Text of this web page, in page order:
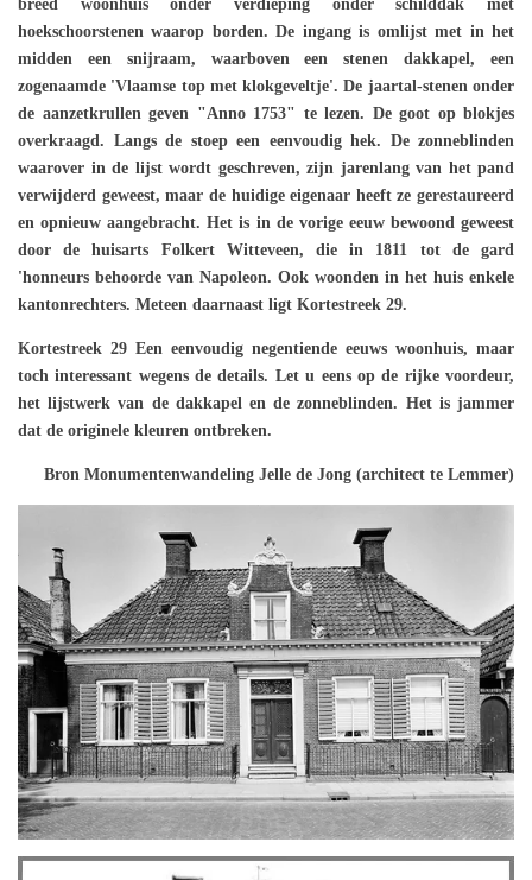
breed woonhuis onder verdieping onder schilddak met
hoekschoorstenen waarop borden. De ingang is omlijst met in het
midden een snijraam, waarboven een stenen dakkapel, een
zogenaamde 'Vlaamse top met klokgeveltje'. De jaartal-stenen onder
de aanzetkrullen geven "Anno 1753" te lezen. De goot op blokjes
overkraagd. Langs de stoep een eenvoudig hek. De zonneblinden
waarover in de lijst wordt geschreven, zijn jarenlang van het pand
verwijderd geweest, maar de huidige eigenaar heeft ze gerestaureerd
en opnieuw aangebracht. Het is in de vorige eeuw bewoond geweest
door de huisarts Folkert Witteveen, die in 1811 tot de gard
'honneurs behoorde van Napoleon. Ook woonden in het huis enkele
kantonrechters. Meteen daarnaast ligt Kortestreek 29.
Kortestreek 29 Een eenvoudig negentiende eeuws woonhuis, maar
toch interessant wegens de details. Let u eens op de rijke voordeur,
het lijstwerk van de dakkapel en de zonneblinden. Het is jammer
dat de originele kleuren ontbreken.
Bron Monumentenwandeling Jelle de Jong (architect te Lemmer)